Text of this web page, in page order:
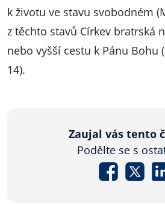
k životu ve stavu svobodném
z těchto stavů Církev bratrská
nebo vyšší cestu k Pánu Bohu
14).
Zaujal vás tento
Podělte se s